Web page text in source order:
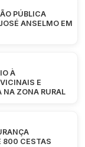
PÚBLICA
ANSELMO EM
À
E
NA ZONA RURAL
800 CESTAS